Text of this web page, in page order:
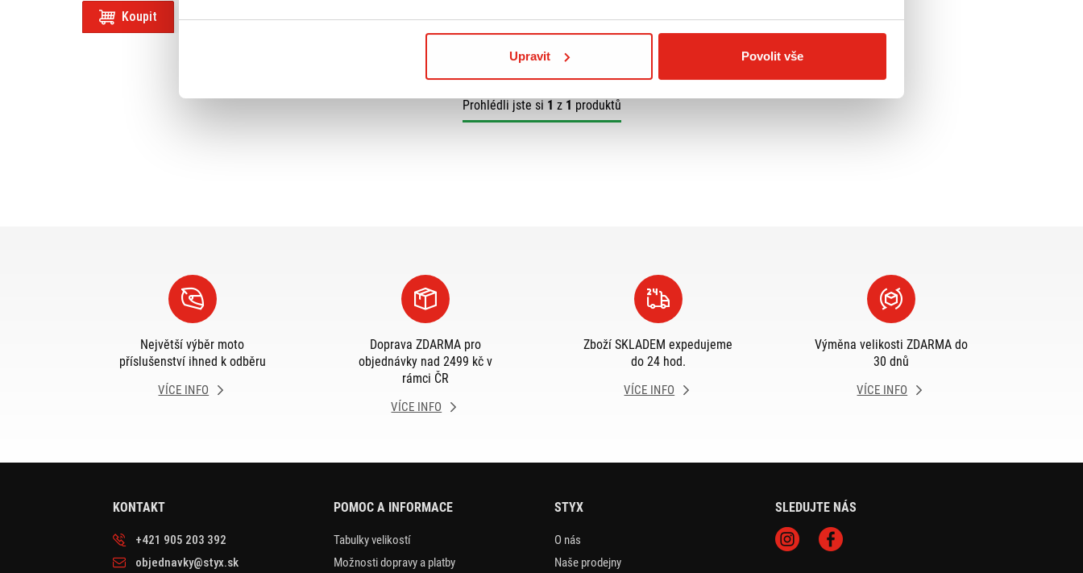
Upravit Povolit vše
Koupit
Prohlédli jste si 1 z 1 produktů
Největší výběr moto
příslušenství ihned k odběru
VÍCE INFO
Doprava ZDARMA pro
objednávky nad 2499 kč v
rámci ČR
VÍCE INFO
Zboží SKLADEM expedujeme
do 24 hod.
VÍCE INFO
Výměna velikosti ZDARMA do
30 dnů
VÍCE INFO
KONTAKT
+421 905 203 392
objednavky@styx.sk
POMOC A INFORMACE
Tabulky velikostí
Možnosti dopravy a platby
STYX
O nás
Naše prodejny
SLEDUJTE NÁS